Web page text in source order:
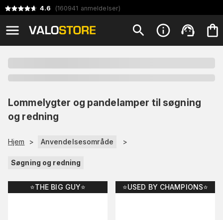
4.6 (160941 anmeldelser)
Lommelygter og pandelamper til søgning
og redning
Hjem > Anvendelsesområde >
Søgning og redning
⭐️THE BIG GUY⭐️ ⭐️USED BY CHAMPIONS⭐️